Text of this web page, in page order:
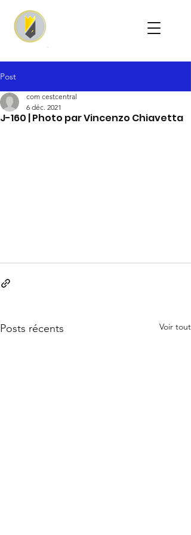
Post
J-160 | Photo par Vincenzo Chiavetta
com cestcentral
6 déc. 2021
Posts récents Voir tout